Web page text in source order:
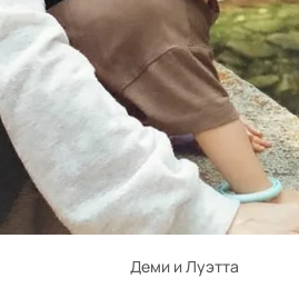
Деми и Луэтта